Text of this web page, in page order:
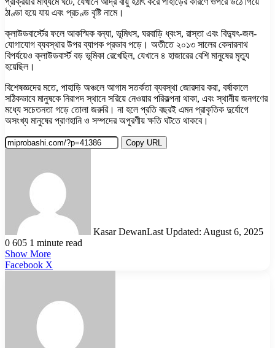
ঠাণ্ডা হয়ে যায় এবং প্রচণ্ড বৃষ্টি নামে।
ক্লাউডবার্স্টের ফলে আকস্মিক বন্যা, ভূমিধস, ঘরবাড়ি ধ্বংস, রাস্তা এবং বিদ্যুৎ-জল-
যোগাযোগ ব্যবস্থার উপর ব্যাপক প্রভাব পড়ে। অতীতে ২০১৩ সালের কেদারনাথ
বিপর্যয়েও ক্লাউডবার্স্ট বড় ভূমিকা রেখেছিল, যেখানে ৪ হাজারের বেশি মানুষের মৃত্যু
হয়েছিল।
বিশেষজ্ঞদের মতে, পাহাড়ি অঞ্চলে আগাম সতর্কতা ব্যবস্থা জোরদার করা, বর্ষাকালে
সঠিকভাবে মানুষকে নিরাপদ স্থানে সরিয়ে নেওয়ার পরিকল্পনা থাকা, এবং স্থানীয় জনগণের
মধ্যে সচেতনতা গড়ে তোলা জরুরি। না হলে প্রতি বছরই এমন প্রাকৃতিক দুর্যোগে
অসংখ্য মানুষের প্রাণহানি ও সম্পদের অপূরণীয় ক্ষতি ঘটতে থাকবে।
Copy URL
Kasar DewanLast Updated: August 6, 2025
0 605 1 minute read
Show More
Facebook X